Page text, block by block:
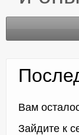
Доктор
Вам
Зайдите к